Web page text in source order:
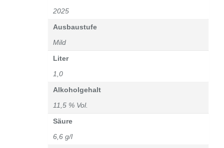
2025
Ausbaustufe
Mild
Liter
1,0
Alkoholgehalt
11,5 % Vol.
Säure
6,6 g/l